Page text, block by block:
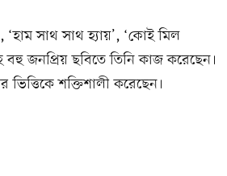
‘হাম সাথ সাথ হ্যায়’, ‘কোই মিল
বহু জনপ্রিয় ছবিতে তিনি কাজ করেছেন।
ভিত্তিকে শক্তিশালী করেছেন।